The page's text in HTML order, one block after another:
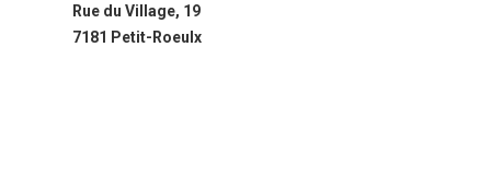
Rue du Village, 19
7181 Petit-Roeulx